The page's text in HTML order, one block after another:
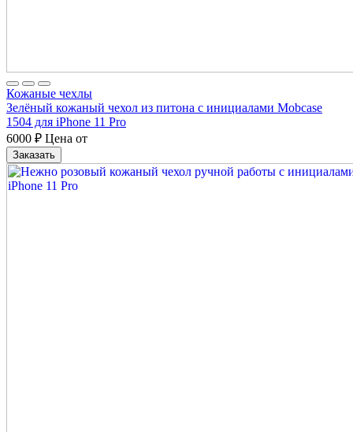
Кожаные чехлы
Зелёный кожаный чехол из питона с инициалами Mobcase
1504 для iPhone 11 Pro
6000 ₽ Цена от
Заказать